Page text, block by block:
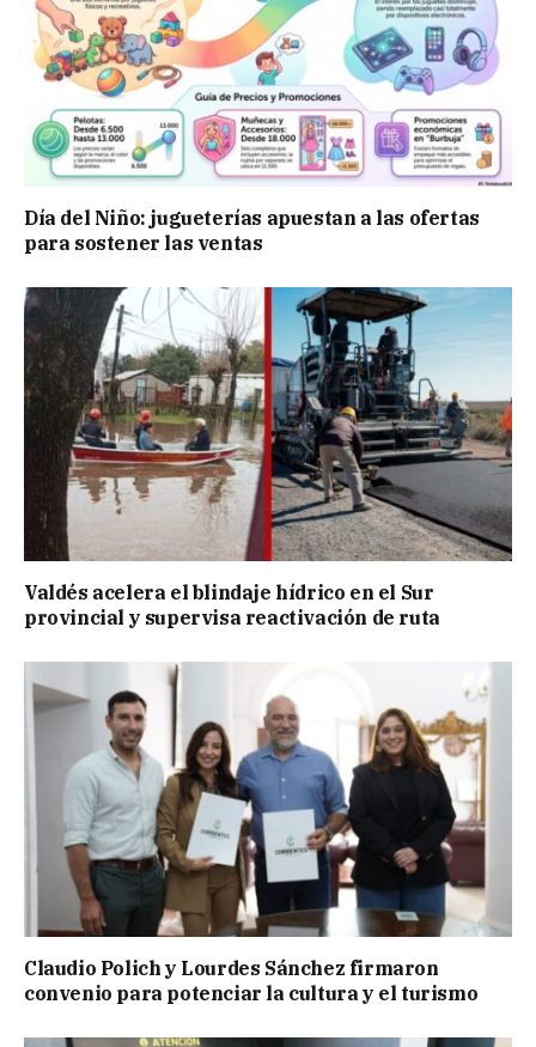
Día del Niño: jugueterías apuestan a las ofertas
para sostener las ventas
Valdés acelera el blindaje hídrico en el Sur
provincial y supervisa reactivación de ruta
Claudio Polich y Lourdes Sánchez firmaron
convenio para potenciar la cultura y el turismo